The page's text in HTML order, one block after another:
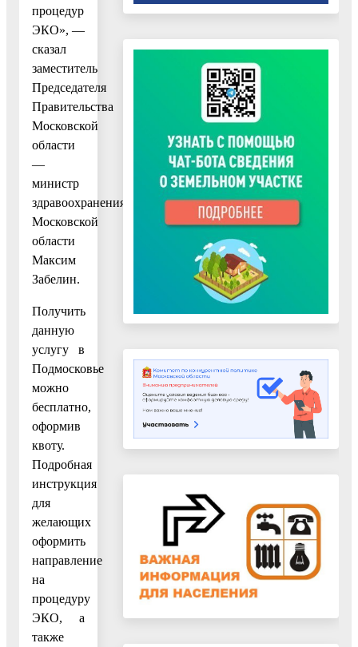
процедур
ЭКО», —
сказал
заместитель
Председателя
Правительства
Московской
области
—
министр
здравоохранения
Московской
области
Максим
Забелин.
Получить
данную
услугу в
Подмосковье
можно
бесплатно,
оформив
квоту.
Подробная
инструкция
для
желающих
оформить
направление
на
процедуру
ЭКО, а
также